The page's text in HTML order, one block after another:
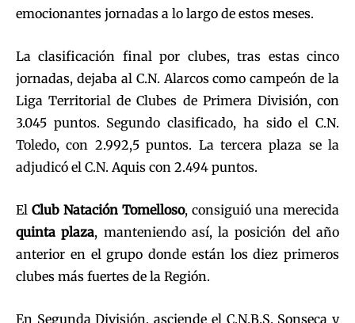
emocionantes jornadas a lo largo de estos meses.
La clasificación final por clubes, tras estas cinco
jornadas, dejaba al C.N. Alarcos como campeón de la
Liga Territorial de Clubes de Primera División, con
3.045 puntos. Segundo clasificado, ha sido el C.N.
Toledo, con 2.992,5 puntos. La tercera plaza se la
adjudicó el C.N. Aquis con 2.494 puntos.
El Club Natación Tomelloso, consiguió una merecida
quinta plaza, manteniendo así, la posición del año
anterior en el grupo donde están los diez primeros
clubes más fuertes de la Región.
En Segunda División, asciende el C.N.B.S. Sonseca y